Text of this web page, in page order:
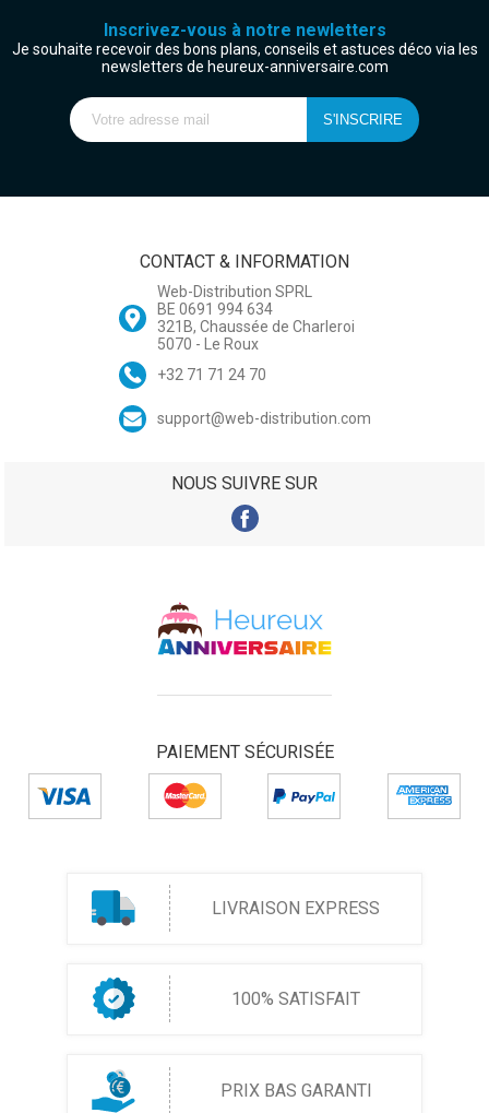
Inscrivez-vous à notre newletters
Je souhaite recevoir des bons plans, conseils et astuces déco via les
newsletters de heureux-anniversaire.com
CONTACT & INFORMATION
Web-Distribution SPRL
BE 0691 994 634
321B, Chaussée de Charleroi
5070 - Le Roux
+32 71 71 24 70
support@web-distribution.com
NOUS SUIVRE SUR
PAIEMENT SÉCURISÉE
LIVRAISON EXPRESS
100% SATISFAIT
PRIX BAS GARANTI